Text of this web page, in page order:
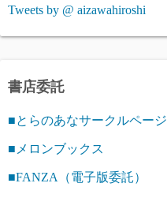
Tweets by @ aizawahiroshi
書店委託
■とらのあなサークルページ
■メロンブックス
■FANZA（電子版委託）